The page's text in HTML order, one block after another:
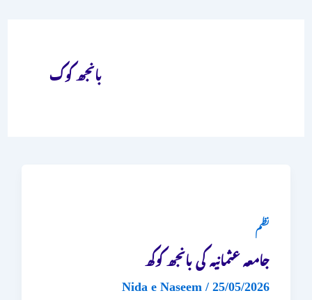
بانجھ کوک
نظم
جامعہ عثمانیہ کی بانجھ کوکھ
Nida e Naseem/25/05/2026